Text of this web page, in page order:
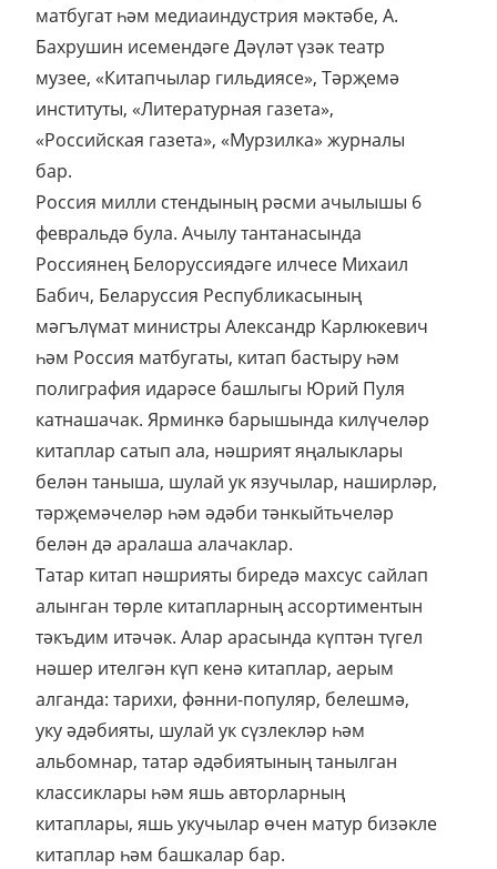
матбугат һәм медиаиндустрия мәктәбе, А.
Бахрушин исемендәге Дәүләт үзәк театр
музее, «Китапчылар гильдиясе», Тәрҗемә
институты, «Литературная газета»,
«Российская газета», «Мурзилка» журналы
бар.
Россия милли стендының рәсми ачылышы 6
февральдә була. Ачылу тантанасында
Россиянең Белоруссиядәге илчесе Михаил
Бабич, Беларуссия Республикасының
мәгълүмат министры Александр Карлюкевич
һәм Россия матбугаты, китап бастыру һәм
полиграфия идарәсе башлыгы Юрий Пуля
катнашачак. Ярминкә барышында килүчеләр
китаплар сатып ала, нәшрият яңалыклары
белән таныша, шулай ук язучылар, наширләр,
тәрҗемәчеләр һәм әдәби тәнкыйтьчеләр
белән дә аралаша алачаклар.
Татар китап нәшрияты биредә махсус сайлап
алынган төрле китапларның ассортиментын
тәкъдим итәчәк. Алар арасында күптән түгел
нәшер ителгән күп кенә китаплар, аерым
алганда: тарихи, фәнни-популяр, белешмә,
уку әдәбияты, шулай ук сүзлекләр һәм
альбомнар, татар әдәбиятының танылган
классиклары һәм яшь авторларның
китаплары, яшь укучылар өчен матур бизәкле
китаплар һәм башкалар бар.